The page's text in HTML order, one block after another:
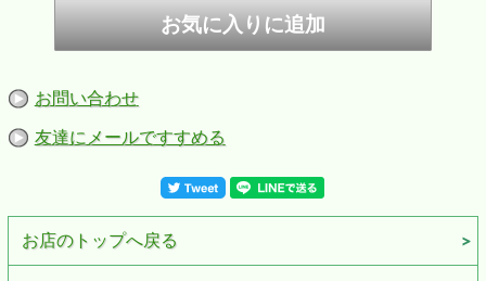
ZIPPO/スタジオジブリ ジッポー ドワーフ王とエルフの女王
歴代のジブリアニメをモチーフにした、スタジオジブリコレクションの
ジッポー
映画《耳をすませば》 のかなわぬ恋の物語の主人公”エルフの女王とドワ
真鍮の本体の両面にデザインされています。
ジブリの世界感たっぷりで、ジブリファン必見のＺＩＰＰＯライターで
す。
誕生日、記念日、バレンタインなどのお祝い、ギフト、プレゼントにも
お問い合わせ
友達にメールですすめる
お店のトップへ戻る